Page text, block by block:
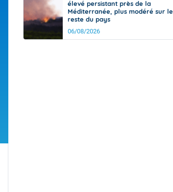
élevé persistant près de la
Méditerranée, plus modéré sur le
reste du pays
06/08/2026